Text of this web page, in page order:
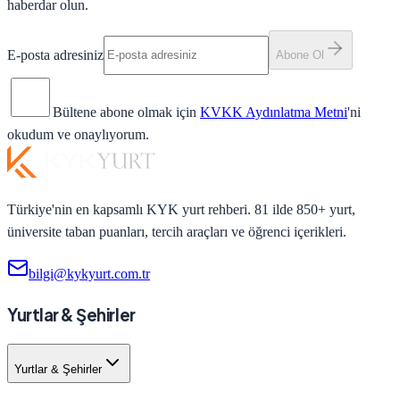
haberdar olun.
E-posta adresiniz Abone Ol
Bültene abone olmak için KVKK Aydınlatma Metni'ni
okudum ve onaylıyorum.
Türkiye'nin en kapsamlı KYK yurt rehberi. 81 ilde 850+ yurt,
üniversite taban puanları, tercih araçları ve öğrenci içerikleri.
bilgi@kykyurt.com.tr
Yurtlar & Şehirler
Yurtlar & Şehirler